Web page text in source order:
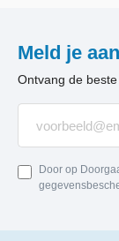
Meld je
Ontvang de
Door op